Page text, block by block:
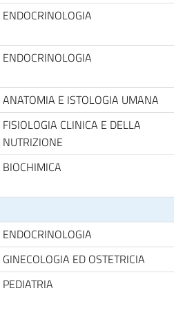
ENDOCRINOLOGIA
ENDOCRINOLOGIA
ANATOMIA E ISTOLOGIA UMANA
FISIOLOGIA CLINICA E DELLA
NUTRIZIONE
BIOCHIMICA
ENDOCRINOLOGIA
GINECOLOGIA ED OSTETRICIA
PEDIATRIA